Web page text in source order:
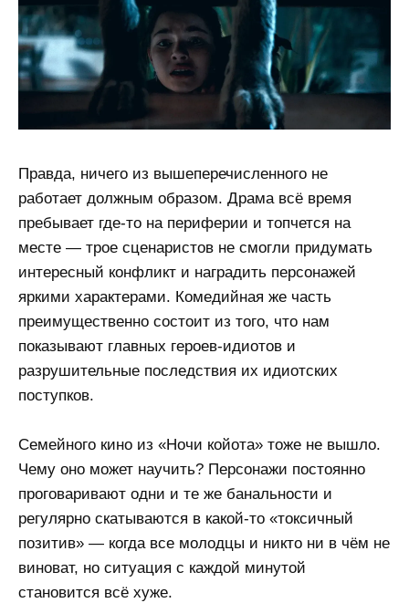
Правда, ничего из вышеперечисленного не
работает должным образом. Драма всё время
пребывает где-то на периферии и топчется на
месте — трое сценаристов не смогли придумать
интересный конфликт и наградить персонажей
яркими характерами. Комедийная же часть
преимущественно состоит из того, что нам
показывают главных героев-идиотов и
разрушительные последствия их идиотских
поступков.
Семейного кино из «Ночи койота» тоже не вышло.
Чему оно может научить? Персонажи постоянно
проговаривают одни и те же банальности и
регулярно скатываются в какой-то «токсичный
позитив» — когда все молодцы и никто ни в чём не
виноват, но ситуация с каждой минутой
становится всё хуже.